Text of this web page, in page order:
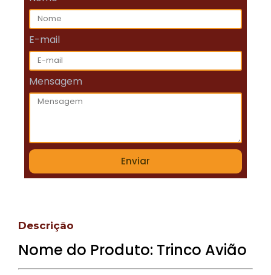
E-mail
Mensagem
Enviar
Descrição
Nome do Produto: Trinco Avião